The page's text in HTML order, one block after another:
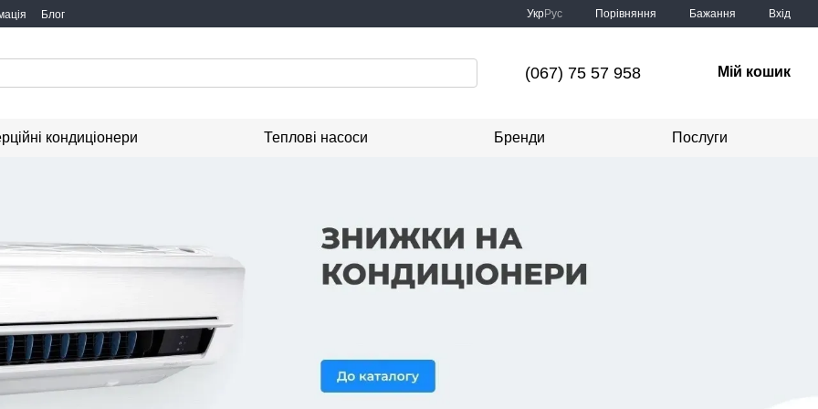
Блог УкрРус Порівняння Бажання Вхід
(067) 75 57 958 Мій кошик
кондиціонери Теплові насоси Бренди Послуги